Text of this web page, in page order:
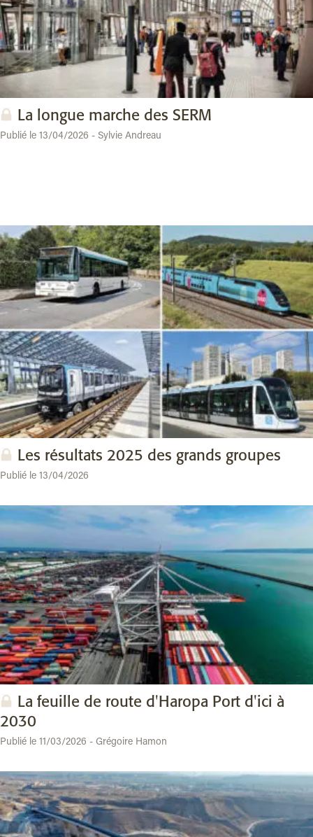
La longue marche des SERM
Publié le 13/04/2026 - Sylvie Andreau
Les résultats 2025 des grands groupes
Publié le 13/04/2026
La feuille de route d'Haropa Port d'ici à
2030
Publié le 11/03/2026 - Grégoire Hamon